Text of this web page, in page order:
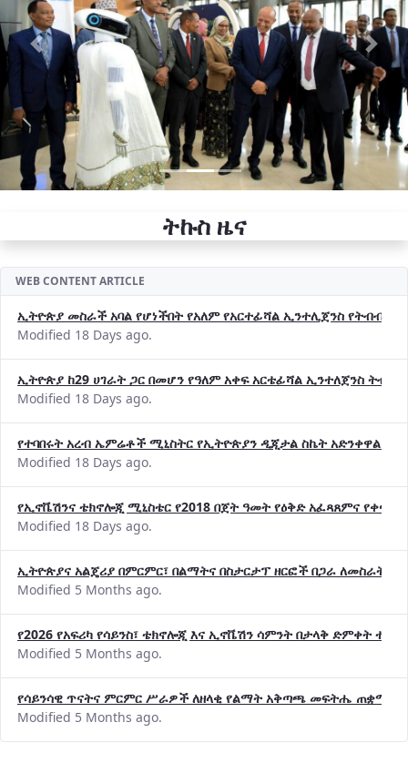
Previous Next
ትኩስ ዜና
WEB CONTENT ARTICLE
ኢትዮጵያ መስራች አባል የሆነችበት የአለም የአርተፊሻል ኢንተሊጀንስ የትብብር
Modified 18 Days ago.
ኢትዮጵያ ከ29 ሀገራት ጋር በመሆን የዓለም አቀፍ አርቴፊሻል ኢንተለጀንስ
Modified 18 Days ago.
የተባበሩት አረብ ኤምሬቶች ሚኒስትር የኢትዮጵያን ዲጂታል ስኬት አድንቀዋል
Modified 18 Days ago.
የኢኖቬሽንና ቴክኖሎጂ ሚኒስቴር የ2018 በጀት ዓመት የዕቅድ አፈጻጸምና
Modified 18 Days ago.
ኢትዮጵያና አልጄሪያ በምርምር፣ በልማትና በስታርታፕ ዘርፎች በጋራ ለመስራት
Modified 5 Months ago.
የ2026 የአፍሪካ የሳይንስ፣ ቴክኖሎጂ እና ኢኖቬሽን ሳምንት በታላቅ ድምቀት
Modified 5 Months ago.
የሳይንሳዊ ጥናትና ምርምር ሥራዎች ለዘላቂ የልማት አቅጣጫ መፍትሔ ጠቋሚ
Modified 5 Months ago.